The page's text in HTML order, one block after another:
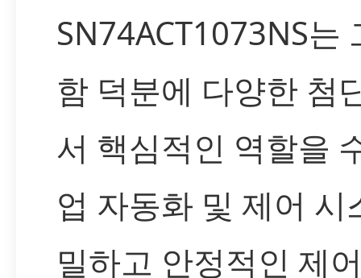
SN74ACT1073NS는
함 덕분에 다양한 첨
서 핵심적인 역할을
업 자동화 및 제어
밀하고 안정적인 제